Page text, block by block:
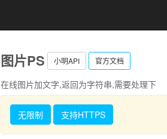
图片PS 小明API 官方文档
在线图片加文字,返回为字符串,需要处理下
无限制 支持HTTPS